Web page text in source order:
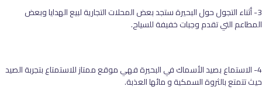
3- أثناء التجول حول البحيرة ستجد بعض المحلات التجارية لبيع الهدايا وبعض
المطاعم التي تقدم وجبات خفيفة للسياح.
4- الاستماع بصيد الأسماك في البحيرة فهي موقع ممتاز للاستمتاع بتجربة الصيد
حيث تتمتع بالثروة السمكية و مائها العذبة.